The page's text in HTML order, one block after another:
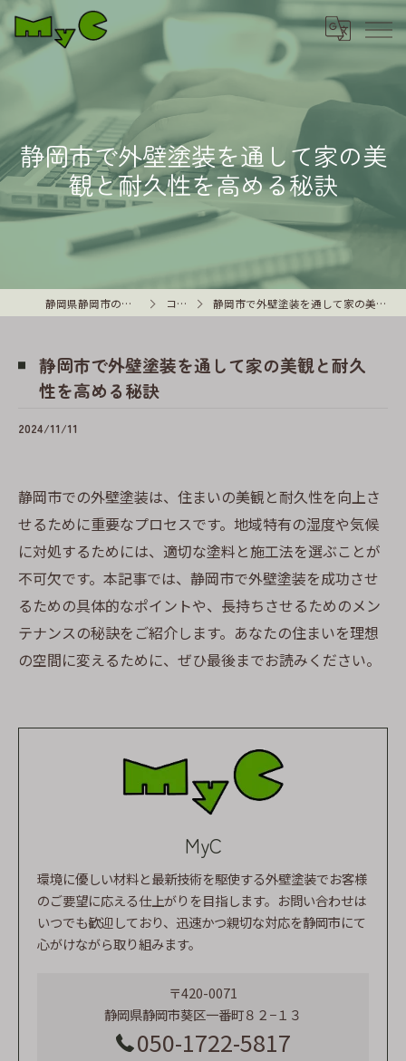
静岡市で外壁塗装を通して家の美
観と耐久性を高める秘訣
静岡県静岡市の外壁塗装はMyC コラム 静岡市で外壁塗装を通して家の美観と耐久性を高める秘訣
静岡市で外壁塗装を通して家の美観と耐久
性を高める秘訣
2024/11/11
静岡市での外壁塗装は、住まいの美観と耐久性を向上さ
せるために重要なプロセスです。地域特有の湿度や気候
に対処するためには、適切な塗料と施工法を選ぶことが
不可欠です。本記事では、静岡市で外壁塗装を成功させ
るための具体的なポイントや、長持ちさせるためのメン
テナンスの秘訣をご紹介します。あなたの住まいを理想
の空間に変えるために、ぜひ最後までお読みください。
MyC
環境に優しい材料と最新技術を駆使する外壁塗装でお客様
のご要望に応える仕上がりを目指します。お問い合わせは
いつでも歓迎しており、迅速かつ親切な対応を静岡市にて
心がけながら取り組みます。
〒420-0071
静岡県静岡市葵区一番町８２−１３
050-1722-5817